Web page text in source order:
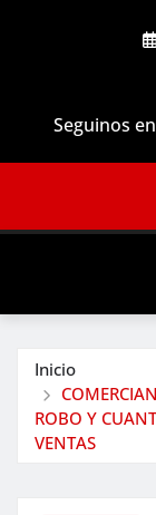
Seguinos
Inicio
ROBO Y
VENTAS